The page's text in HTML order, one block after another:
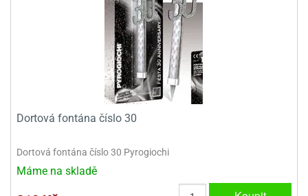
Dortová fontána číslo 30
Dortová fontána číslo 30 Pyrogiochi
Máme na skladě